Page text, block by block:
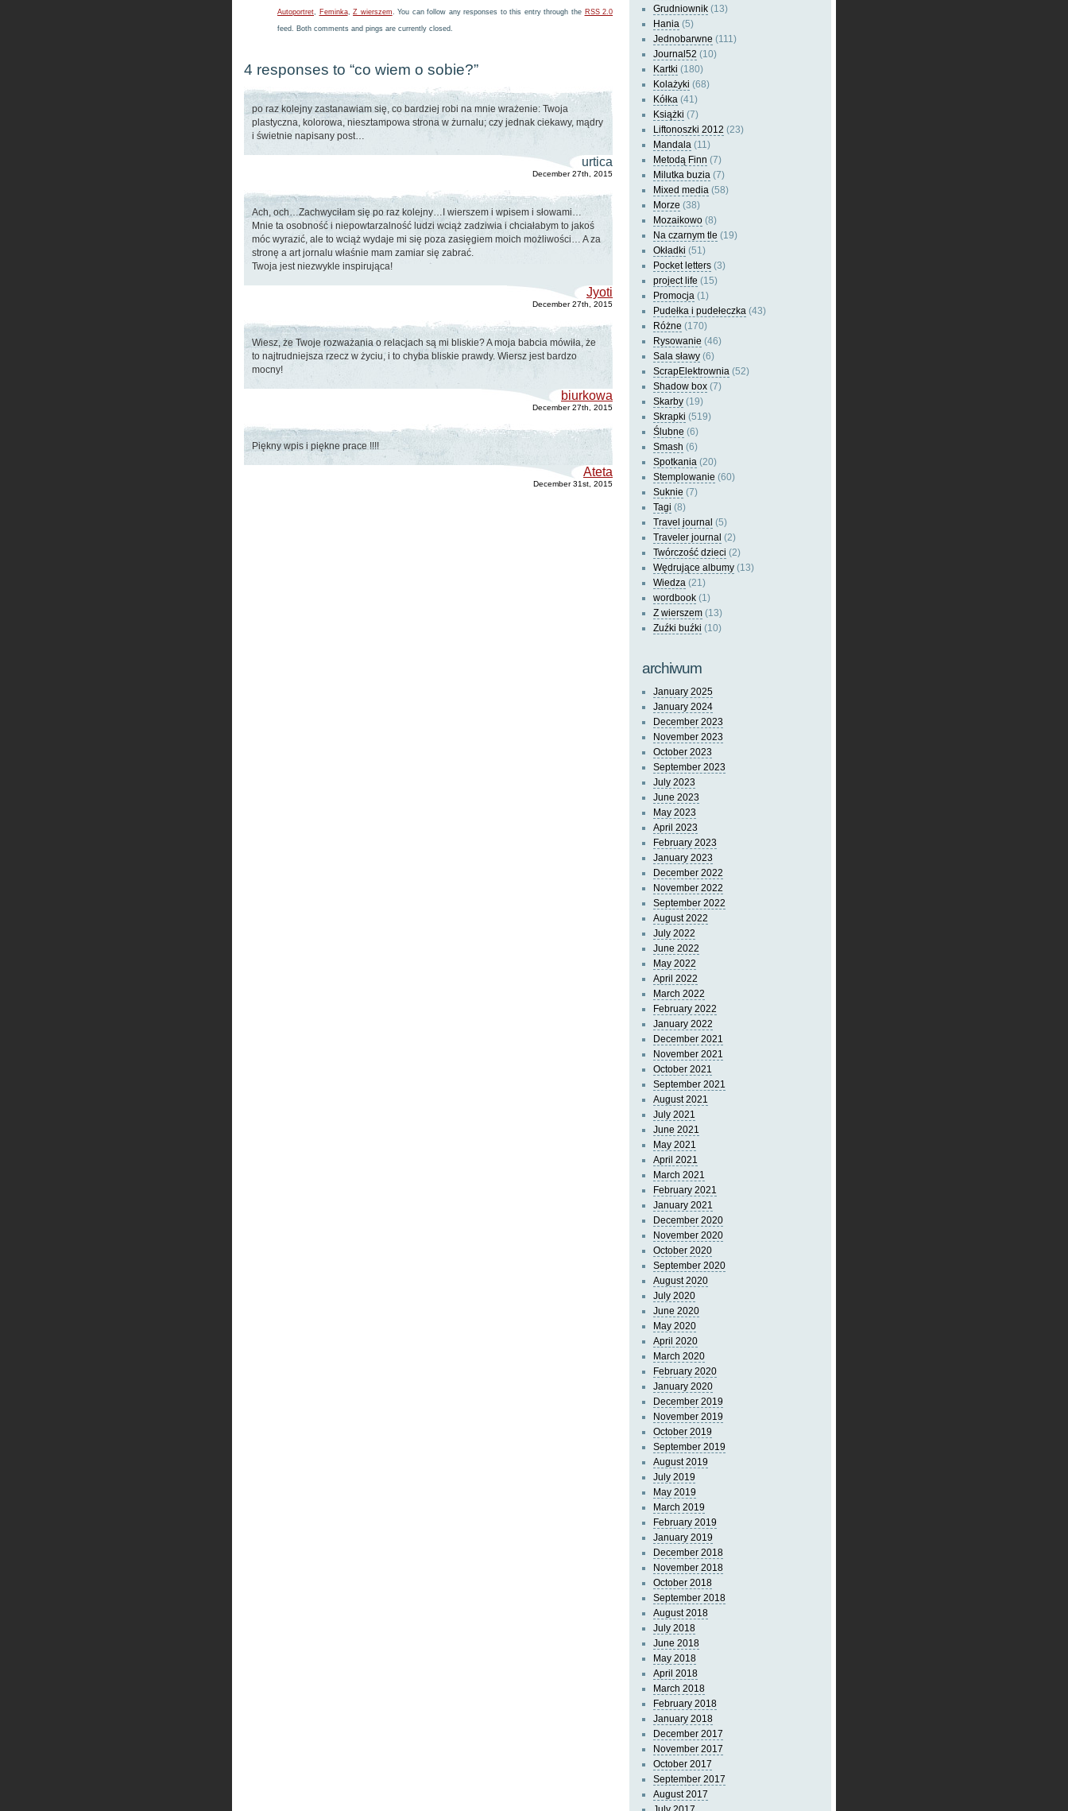
Autoportret, Feminka,Z wierszem. You can follow any responses to this entry through the RSS 2.0
feed. Both comments and pings are currently closed.
4 responses to “co wiem o sobie?”
po raz kolejny zastanawiam się, co bardziej robi na mnie wrażenie: Twoja
plastyczna, kolorowa, niesztampowa strona w żurnalu; czy jednak ciekawy, mądry
i świetnie napisany post…
urtica
December 27th, 2015
Ach, och…Zachwyciłam się po raz kolejny…I wierszem i wpisem i słowami…
Mnie ta osobność i niepowtarzalność ludzi wciąż zadziwia i chciałabym to jakoś
móc wyrazić, ale to wciąż wydaje mi się poza zasięgiem moich możliwości… A za
stronę a art jornalu właśnie mam zamiar się zabrać.
Twoja jest niezwykle inspirująca!
Jyoti
December 27th, 2015
Wiesz, że Twoje rozważania o relacjach są mi bliskie? A moja babcia mówiła, że
to najtrudniejsza rzecz w życiu, i to chyba bliskie prawdy. Wiersz jest bardzo
mocny!
biurkowa
December 27th, 2015
Piękny wpis i piękne prace !!!!
Ateta
December 31st, 2015
Grudniownik (13)
Hania (5)
Jednobarwne (111)
Journal52 (10)
Kartki (180)
Kolażyki (68)
Kółka (41)
Książki (7)
Liftonoszki 2012 (23)
Mandala (11)
Metodą Finn (7)
Milutka buzia (7)
Mixed media (58)
Morze (38)
Mozaikowo (8)
Na czarnym tle (19)
Okładki (51)
Pocket letters (3)
project life (15)
Promocja (1)
Pudełka i pudełeczka (43)
Różne (170)
Rysowanie (46)
Sala sławy (6)
ScrapElektrownia (52)
Shadow box (7)
Skarby (19)
Skrapki (519)
Ślubne (6)
Smash (6)
Spotkania (20)
Stemplowanie (60)
Suknie (7)
Tagi (8)
Travel journal (5)
Traveler journal (2)
Twórczość dzieci (2)
Wędrujące albumy (13)
Wiedza (21)
wordbook (1)
Z wierszem (13)
Zuźki buźki (10)
archiwum
January 2025
January 2024
December 2023
November 2023
October 2023
September 2023
July 2023
June 2023
May 2023
April 2023
February 2023
January 2023
December 2022
November 2022
September 2022
August 2022
July 2022
June 2022
May 2022
April 2022
March 2022
February 2022
January 2022
December 2021
November 2021
October 2021
September 2021
August 2021
July 2021
June 2021
May 2021
April 2021
March 2021
February 2021
January 2021
December 2020
November 2020
October 2020
September 2020
August 2020
July 2020
June 2020
May 2020
April 2020
March 2020
February 2020
January 2020
December 2019
November 2019
October 2019
September 2019
August 2019
July 2019
May 2019
March 2019
February 2019
January 2019
December 2018
November 2018
October 2018
September 2018
August 2018
July 2018
June 2018
May 2018
April 2018
March 2018
February 2018
January 2018
December 2017
November 2017
October 2017
September 2017
August 2017